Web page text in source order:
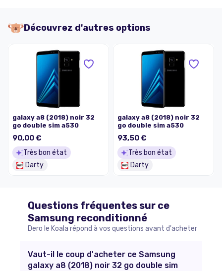
Découvrez d'autres options
galaxy a8 (2018) noir 32
go double sim a530
90,00 €
Très bon état
Darty
galaxy a8 (2018) noir 32
go double sim a530
93,50 €
Très bon état
Darty
Questions fréquentes sur ce
Samsung reconditionné
Dero le Koala répond à vos questions avant d'acheter
Vaut-il le coup d'acheter ce Samsung
galaxy a8 (2018) noir 32 go double sim